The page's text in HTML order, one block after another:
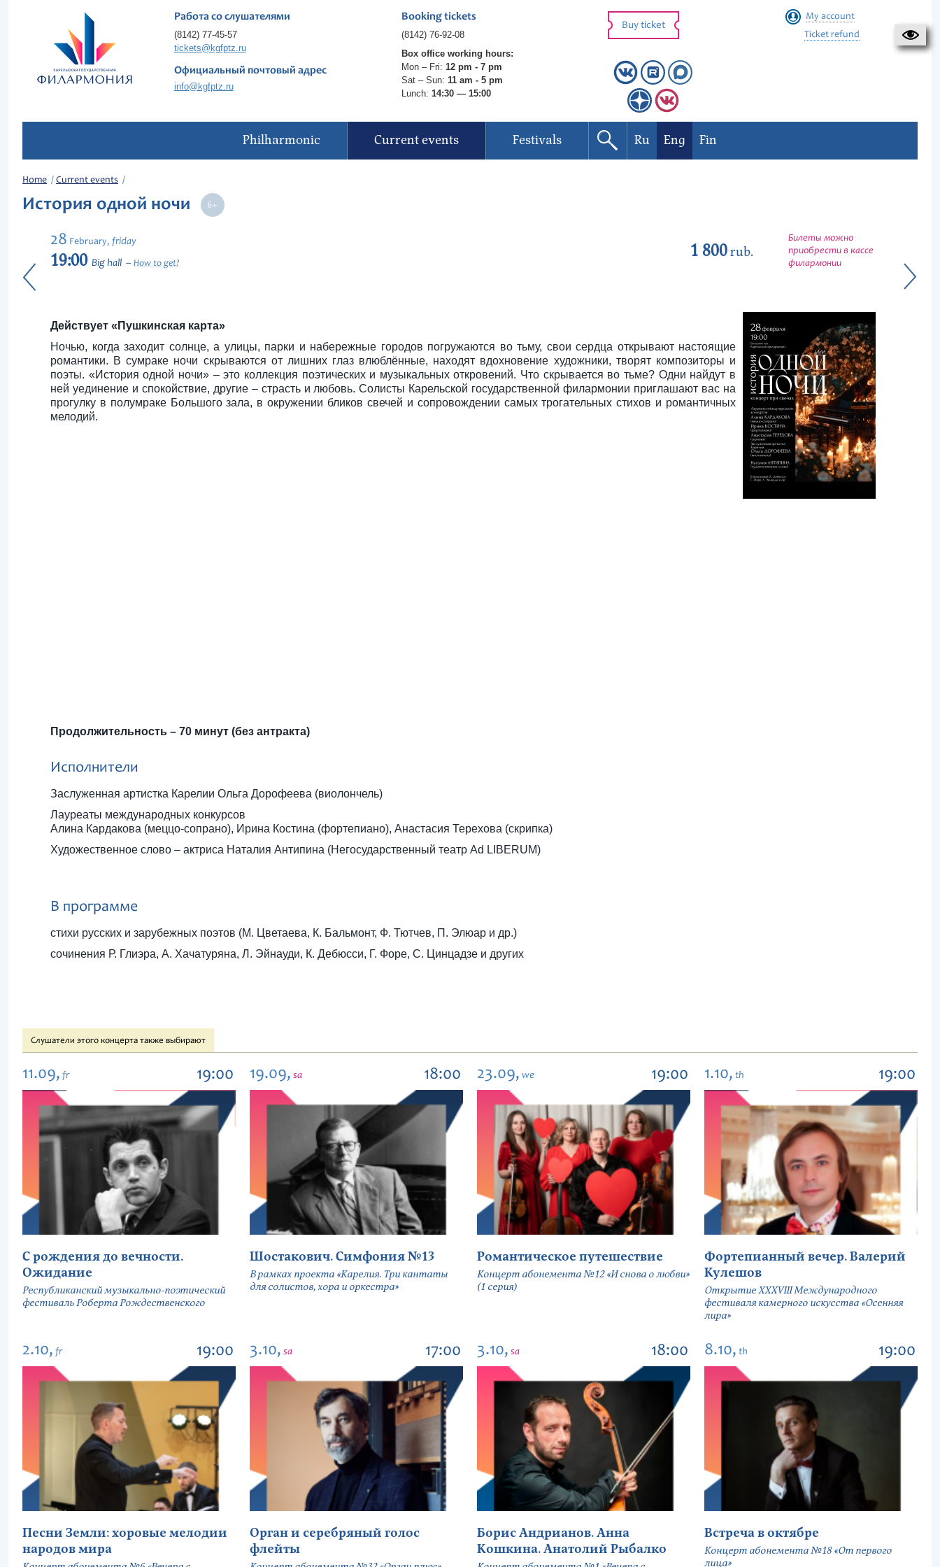
Работа со слушателями
(8142) 77-45-57
tickets@kgfptz.ru
Официальный почтовый адрес
info@kgfptz.ru
Booking tickets
(8142) 76-92-08
Box office working hours:
Mon – Fri: 12 pm - 7 pm
Sat – Sun: 11 am - 5 pm
Lunch: 14:30 — 15:00
Buy ticket
My account
Ticket refund
Philharmonic Current events Festivals Ru Eng Fin
Home Current events
История одной ночи
28 February, friday
19:00 Big hall How to get?
1 800rub.
Билеты можно
приобрести в кассе
филармонии
Действует «Пушкинская карта»
Ночью, когда заходит солнце, а улицы, парки и набережные городов погружаются во тьму, свои сердца открывают настоящие
романтики. В сумраке ночи скрываются от лишних глаз влюблённые, находят вдохновение художники, творят композиторы и
поэты. «История одной ночи» – это коллекция поэтических и музыкальных откровений. Что скрывается во тьме? Одни найдут в
ней уединение и спокойствие, другие – страсть и любовь. Солисты Карельской государственной филармонии приглашают вас на
прогулку в полумраке Большого зала, в окружении бликов свечей и сопровождении самых трогательных стихов и романтичных
мелодий.
Продолжительность – 70 минут (без антракта)
Исполнители
Заслуженная артистка Карелии Ольга Дорофеева (виолончель)
Лауреаты международных конкурсов
Алина Кардакова (меццо-сопрано), Ирина Костина (фортепиано), Анастасия Терехова (скрипка)
Художественное слово – актриса Наталия Антипина (Негосударственный театр Ad LIBERUM)
В программе
стихи русских и зарубежных поэтов (М. Цветаева, К. Бальмонт, Ф. Тютчев, П. Элюар и др.)
сочинения Р. Глиэра, А. Хачатуряна, Л. Эйнауди, К. Дебюсси, Г. Форе, С. Цинцадзе и других
Слушатели этого концерта также выбирают
11.09, fr 19:00
С рождения до вечности.
Ожидание
Республиканский музыкально-поэтический
фестиваль Роберта Рождественского
19.09, sa 18:00
Шостакович. Симфония №13
В рамках проекта «Карелия. Три кантаты
для солистов, хора и оркестра»
23.09, we 19:00
Романтическое путешествие
Концерт абонемента №12 «И снова о любви»
(1 серия)
1.10, th 19:00
Фортепианный вечер. Валерий
Кулешов
Открытие ХХХVIII Международного
фестиваля камерного искусства «Осенняя
лира»
2.10, fr 19:00
Песни Земли: хоровые мелодии
народов мира
3.10, sa 17:00
Орган и серебряный голос
флейты
3.10, sa 18:00
Борис Андрианов. Анна
Кошкина. Анатолий Рыбалко
8.10, th 19:00
Встреча в октябре
Концерт абонемента №18 «От первого
лица»